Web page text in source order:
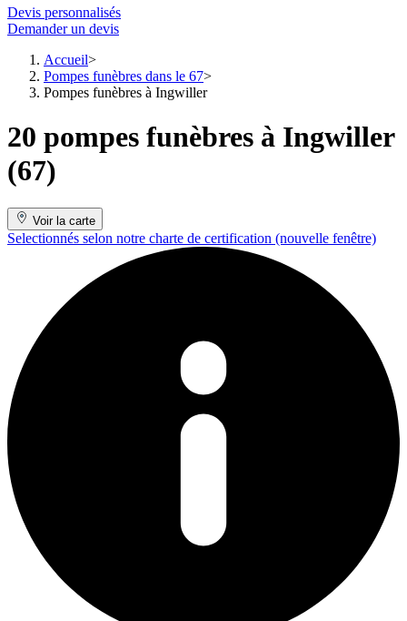
Devis personnalisés
Demander un devis
Accueil
Pompes funèbres dans le 67
Pompes funèbres à Ingwiller
20 pompes funèbres à Ingwiller
(67)
Voir la carte
Selectionnés selon notre charte de certification (nouvelle fenêtre)